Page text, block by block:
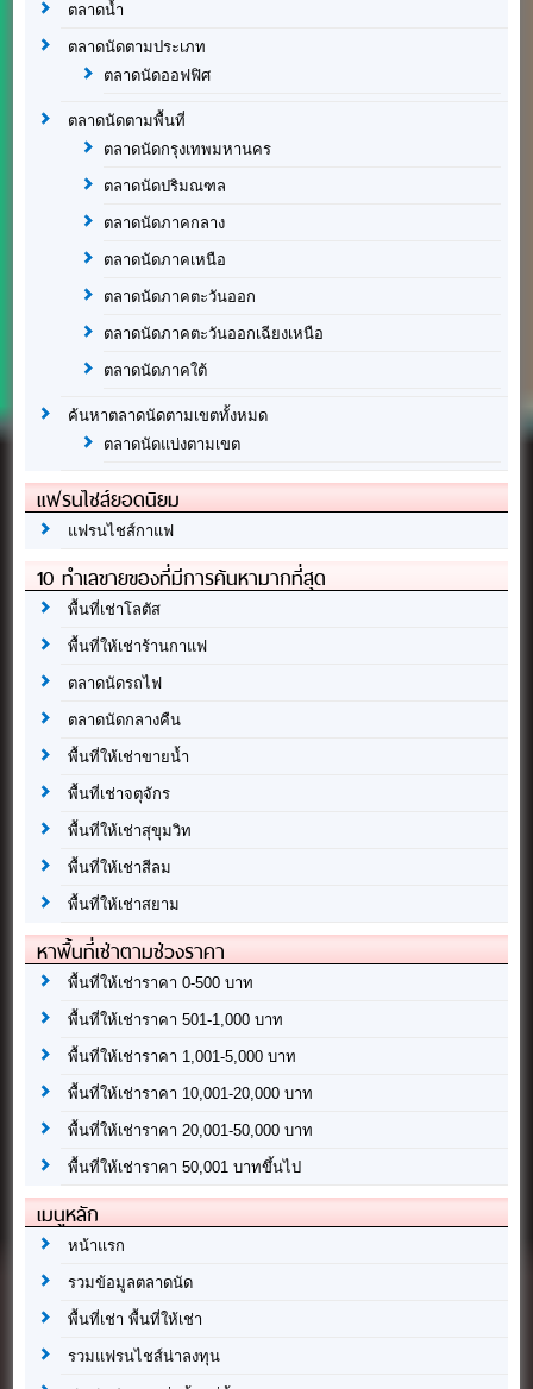
ตลาดน้ำ
ตลาดนัดตามประเภท
ตลาดนัดออฟฟิศ
ตลาดนัดตามพื้นที่
ตลาดนัดกรุงเทพมหานคร
ตลาดนัดปริมณฑล
ตลาดนัดภาคกลาง
ตลาดนัดภาคเหนือ
ตลาดนัดภาคตะวันออก
ตลาดนัดภาคตะวันออกเฉียงเหนือ
ตลาดนัดภาคใต้
ค้นหาตลาดนัดตามเขตทั้งหมด
ตลาดนัดแบ่งตามเขต
แฟรนไชส์ยอดนิยม
แฟรนไชส์กาแฟ
10 ทำเลขายของที่มีการค้นหามากที่สุด
พื้นที่เช่าโลตัส
พื้นที่ให้เช่าร้านกาแฟ
ตลาดนัดรถไฟ
ตลาดนัดกลางคืน
พื้นที่ให้เช่าขายน้ำ
พื้นที่เช่าจตุจักร
พื้นที่ให้เช่าสุขุมวิท
พื้นที่ให้เช่าสีลม
พื้นที่ให้เช่าสยาม
หาพื้นที่เช่าตามช่วงราคา
พื้นที่ให้เช่าราคา 0-500 บาท
พื้นที่ให้เช่าราคา 501-1,000 บาท
พื้นที่ให้เช่าราคา 1,001-5,000 บาท
พื้นที่ให้เช่าราคา 10,001-20,000 บาท
พื้นที่ให้เช่าราคา 20,001-50,000 บาท
พื้นที่ให้เช่าราคา 50,001 บาทขึ้นไป
เมนูหลัก
หน้าแรก
รวมข้อมูลตลาดนัด
พื้นที่เช่า พื้นที่ให้เช่า
รวมแฟรนไชส์น่าลงทุน